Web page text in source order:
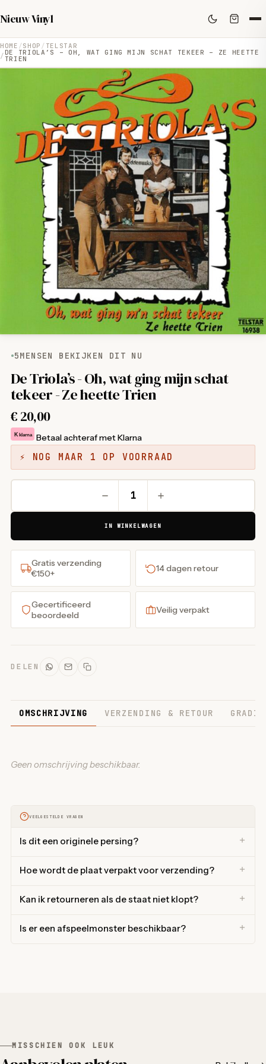
Nieuw Vinyl
HOME SHOP TELSTAR
DE TRIOLA’S – OH, WAT GING MIJN SCHAT TEKEER – ZE HEETTE
TRIEN
5MENSEN BEKIJKEN DIT NU
De Triola’s - Oh, wat ging mijn schat
tekeer - Ze heette Trien
€ 20,00
K klarna Betaal achteraf met Klarna
⚡ NOG MAAR 1 OP VOORRAAD
IN WINKELWAGEN
Gratis verzending
€150+
14 dagen retour
Gecertificeerd
beoordeeld
Veilig verpakt
DELEN
OMSCHRIJVING VERZENDING & RETOUR
Geen omschrijving beschikbaar.
VEELGESTELDE VRAGEN
Is dit een originele persing?
Hoe wordt de plaat verpakt voor verzending?
Kan ik retourneren als de staat niet klopt?
Is er een afspeelmonster beschikbaar?
MISSCHIEN OOK LEUK